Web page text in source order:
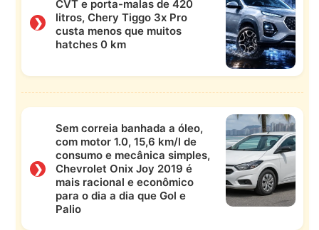
❯
CVT e porta-malas de 420
litros, Chery Tiggo 3x Pro
custa menos que muitos
hatches 0 km
❯
Sem correia banhada a óleo,
com motor 1.0, 15,6 km/l de
consumo e mecânica simples,
Chevrolet Onix Joy 2019 é
mais racional e econômico
para o dia a dia que Gol e
Palio